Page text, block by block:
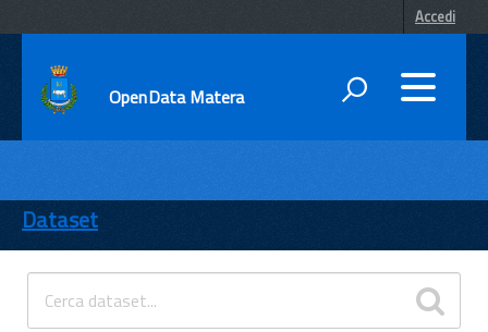
Accedi
OpenData Matera
ENTI
TEMI
INFORMAZIONI
Dataset